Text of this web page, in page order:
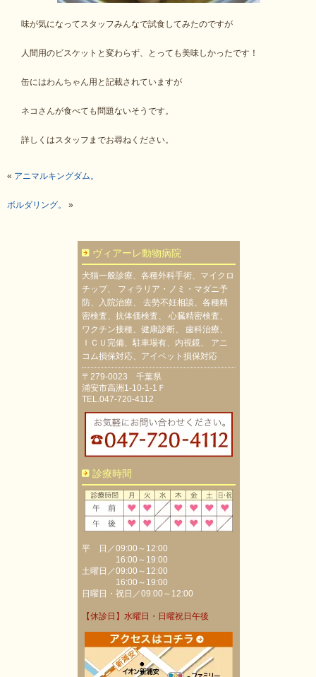
味が気になってスタッフみんなで試食してみたのですが
人間用のビスケットと変わらず、とっても美味しかったです！
缶にはわんちゃん用と記載されていますが
ネコさんが食べても問題ないそうです。
詳しくはスタッフまでお尋ねください。
« アニマルキングダム。
ボルダリング。 »
ヴィアーレ動物病院
犬猫一般診療、各種外科手術、マイクロ
チップ、 フィラリア・ノミ・マダニ予
防、入院治療、 去勢不妊相談、各種精
密検査、抗体価検査、 心臓精密検査、
ワクチン接種、健康診断、 歯科治療、
ＩＣＵ完備、駐車場有、内視鏡、 アニ
コム損保対応、アイペット損保対応
〒279-0023 千葉県
浦安市高洲1-10-1-1Ｆ
TEL.047-720-4112
診療時間
平 日／09:00～12:00
16:00～19:00
土曜日／09:00～12:00
16:00～19:00
日曜日・祝日／09:00～12:00
【休診日】水曜日・日曜祝日午後